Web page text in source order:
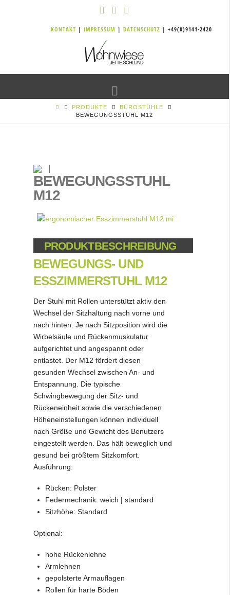
KONTAKT | IMPRESSUM | DATENSCHUTZ | +49(0)9141-2420
PRODUKTE
BÜROSTÜHLE
BEWEGUNGSSTUHL M12
BEWEGUNGSSTUHL
M12
PRODUKTBESCHREIBUNG
BEWEGUNGS- UND
ESSZIMMERSTUHL M12
Der Stuhl mit Rollen unterstützt aktiv den
Wechsel der Sitzhaltung nach vorne und
nach hinten. Je nach Sitzposition wird die
Wirbelsäule und Rückenmuskulatur
aufgerichtet und angespannt oder
entlastet. Der M12 fördert diesen
gesunden Wechsel zwischen An- und
Entspannung. Die typische
Schwingbewegung der Sitz- und
Rückeneinheit sowie die verschiedenen
Höheneinstellungen können individuell
nach Größe und Gewicht des Benutzers
eingestellt werden. Das hält beweglich und
gesund bei größtem Sitzkomfort.
Ausführung:
Rücken: Polster
Federmechanik: weich | standard
Sitzhöhe: Standard
Optional:
hohe Rückenlehne
Armlehnen
gepolsterte Armauflagen
Rollen für harte Böden